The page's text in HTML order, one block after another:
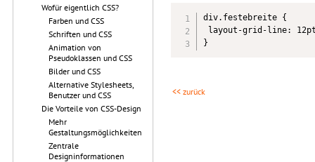
Wofür eigentlich CSS?
Farben und CSS
Schriften und CSS
Animation von
Pseudoklassen und CSS
Bilder und CSS
Alternative Stylesheets,
Benutzer und CSS
Die Vorteile von CSS-Design
Mehr
Gestaltungsmöglichkeiten
Zentrale
Designinformationen
div.festebreite {
layout-grid-line:
}
<< zurück